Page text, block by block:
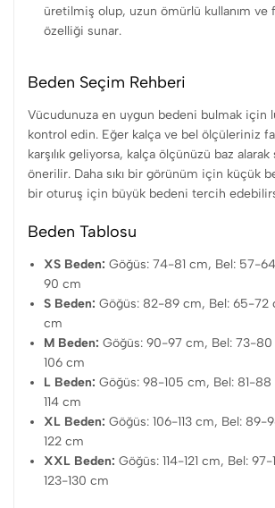
üretilmiş olup, uzun ömürlü kullanım ve
özelliği sunar.
Beden Seçim Rehberi
Vücudunuza en uygun bedeni bulmak için
kontrol edin. Eğer kalça ve bel ölçüleriniz
karşılık geliyorsa, kalça ölçünüzü baz
önerilir. Daha sıkı bir görünüm için küçük
bir oturuş için büyük bedeni tercih
Beden Tablosu
XS Beden: Göğüs: 74-81 cm, Bel: 57-
90 cm
S Beden: Göğüs: 82-89 cm, Bel: 65-72
cm
M Beden: Göğüs: 90-97 cm, Bel: 73-
106 cm
L Beden: Göğüs: 98-105 cm, Bel: 81-88
114 cm
XL Beden: Göğüs: 106-113 cm, Bel: 89-
122 cm
XXL Beden: Göğüs: 114-121 cm, Bel:
123-130 cm